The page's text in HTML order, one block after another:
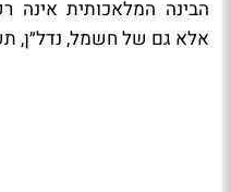
הבינה המלאכותית אינה
אלא גם של חשמל, נדל״ן,